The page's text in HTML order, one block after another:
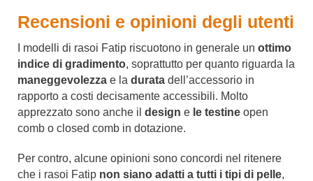
Recensioni e opinioni degli utenti
I modelli di rasoi Fatip riscuotono in generale un ottimo
indice di gradimento, soprattutto per quanto riguarda la
maneggevolezza e la durata dell’accessorio in
rapporto a costi decisamente accessibili. Molto
apprezzato sono anche il design e le testine open
comb o closed comb in dotazione.
Per contro, alcune opinioni sono concordi nel ritenere
che i rasoi Fatip non siano adatti a tutti i tipi di pelle,